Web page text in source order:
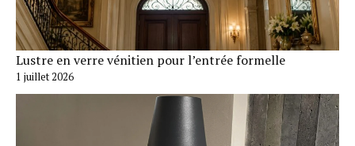
Lustre en verre vénitien pour l’entrée formelle
1 juillet 2026